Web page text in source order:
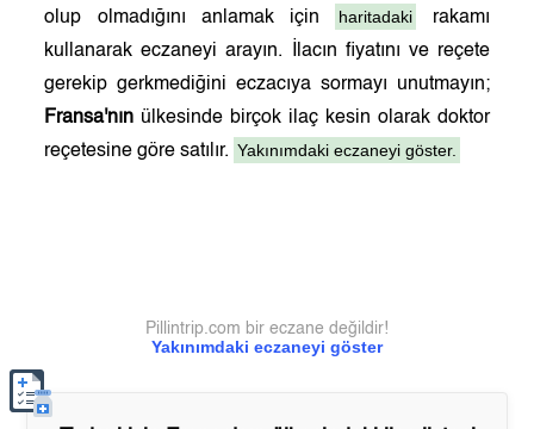
olup olmadığını anlamak için haritadaki
rakamı
kullanarak eczaneyi arayın. İlacın fiyatını ve reçete
gerekip gerkmediğini eczacıya sormayı unutmayın;
Fransa'nın ülkesinde birçok ilaç kesin olarak doktor
reçetesine göre satılır. Yakınımdaki eczaneyi göster.
Yakınımdaki eczaneyi göster
Pillintrip.com bir eczane değildir!